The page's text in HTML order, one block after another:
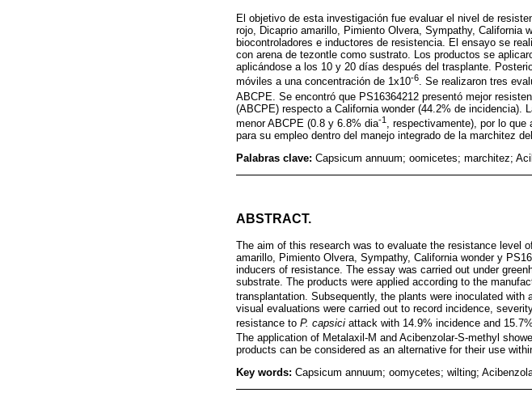
El objetivo de esta investigación fue evaluar el nivel de
rojo, Dicaprio amarillo, Pimiento Olvera, Sympathy, California
biocontroladores e inductores de resistencia. El ensayo se
con arena de tezontle como sustrato. Los productos se
aplicándose a los 10 y 20 días después del trasplante.
móviles a una concentración de 1x10-6. Se realizaron tres
ABCPE. Se encontró que PS16364212 presentó mejor
(ABCPE) respecto a California wonder (44.2% de incidencia).
menor ABCPE (0.8 y 6.8% dia-1 , respectivamente), por lo que
para su empleo dentro del manejo integrado de la marchitez
Palabras clave: Capsicum annuum; oomicetes; marchitez;
ABSTRACT.
The aim of this research was to evaluate the resistance level
amarillo, Pimiento Olvera, Sympathy, California wonder y
inducers of resistance. The essay was carried out under
substrate. The products were applied according to the
transplantation. Subsequently, the plants were inoculated
visual evaluations were carried out to record incidence,
resistance to P. capsici attack with 14.9% incidence and
The application of Metalaxil-M and Acibenzolar-S-methyl
products can be considered as an alternative for their use
Key words: Capsicum annuum; oomycetes; wilting;